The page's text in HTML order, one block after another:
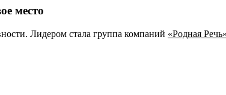
место
Лидером стала группа компаний «Родная Речь»